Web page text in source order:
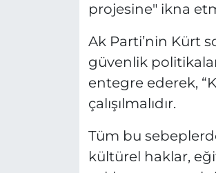
projesine" ikna
Ak Parti’nin Kürt
güvenlik
entegre ederek,
çalışılmalıdır.
Tüm bu
kültürel haklar,